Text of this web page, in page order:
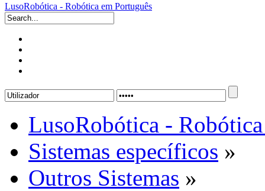
LusoRobótica - Robótica em Português
LusoRobótica -
Sistemas específicos »
Outros Sistemas »